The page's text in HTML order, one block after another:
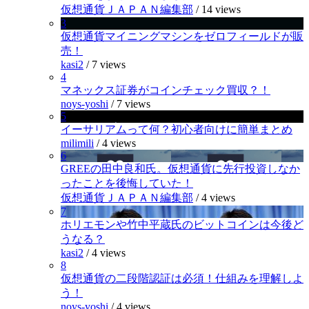
仮想通貨ＪＡＰＡＮ編集部 / 14 views
3
仮想通貨マイニングマシンをゼロフィールドが販
売！
kasi2 / 7 views
4
マネックス証券がコインチェック買収？！
noys-yoshi / 7 views
5
イーサリアムって何？初心者向けに簡単まとめ
milimili /4 views
6
GREEの田中良和氏。仮想通貨に先行投資しなか
ったことを後悔していた！
仮想通貨ＪＡＰＡＮ編集部 /4 views
7
ホリエモンや竹中平蔵氏のビットコインは今後ど
うなる？
kasi2 /4 views
8
仮想通貨の二段階認証は必須！仕組みを理解しよ
う！
noys-yoshi /4 views